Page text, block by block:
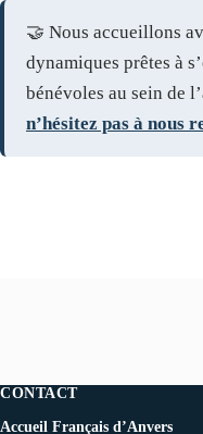
🤝 Nous accueillons
dynamiques prêtes à
bénévoles au sein de
n’hésitez pas à nous
CONTACT
Accueil Français d’Anvers